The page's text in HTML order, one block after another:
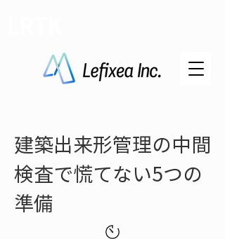
建築出来形管理の中間
検査で慌てない5つの
準備